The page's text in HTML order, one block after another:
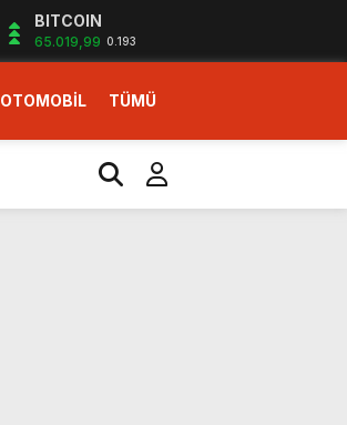
BITCOIN
65.019,99 0.193
OTOMOBİL TÜMÜ